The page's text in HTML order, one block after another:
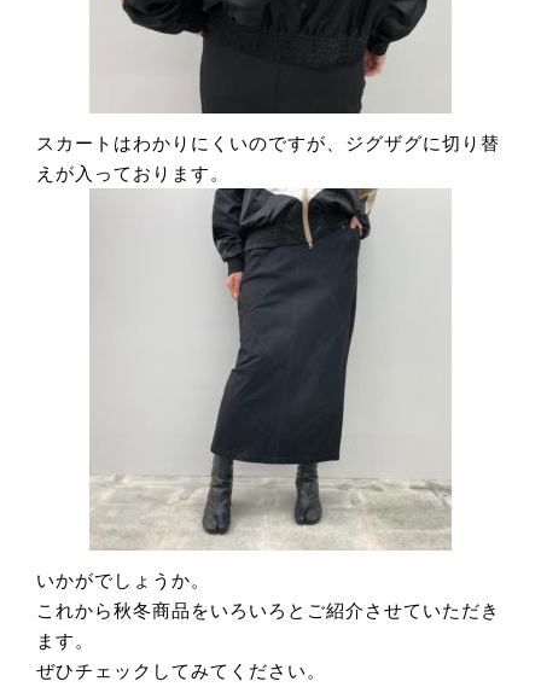
スカートはわかりにくいのですが、ジグザグに切り替
えが入っております。
いかがでしょうか。
これから秋冬商品をいろいろとご紹介させていただき
ます。
ぜひチェックしてみてください。